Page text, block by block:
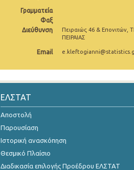
Οκτωβρίου 2024
Σεπτεμβρίου 2024
Αυγούστου 2024
Ιουλίου 2024
Μαΐου 2024
Απριλίου 2024
Μαρτίου 2024
Φεβρουαρίου 2024
Γραμματεία
Φαξ
Διεύθυνση
Πειραιώς 46 & Επονιτών,
ΠΕΙΡΑΙΑΣ
Email
ΕΛΣΤΑΤ
Αποστολή
Παρουσίαση
Ιστορική ανασκόπηση
Θεσμικό Πλαίσιο
Διαδικασία επιλογής Προέδρου ΕΛΣΤΑΤ